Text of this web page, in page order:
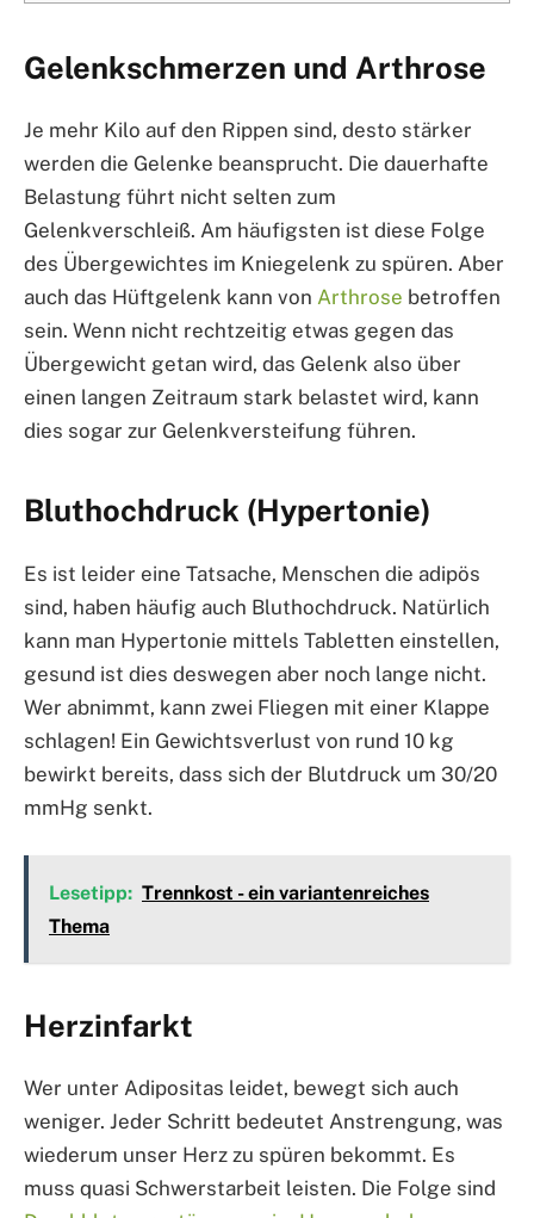
Gelenkschmerzen und Arthrose
Je mehr Kilo auf den Rippen sind, desto stärker
werden die Gelenke beansprucht. Die dauerhafte
Belastung führt nicht selten zum
Gelenkverschleiß. Am häufigsten ist diese Folge
des Übergewichtes im Kniegelenk zu spüren. Aber
auch das Hüftgelenk kann von Arthrose betroffen
sein. Wenn nicht rechtzeitig etwas gegen das
Übergewicht getan wird, das Gelenk also über
einen langen Zeitraum stark belastet wird, kann
dies sogar zur Gelenkversteifung führen.
Bluthochdruck (Hypertonie)
Es ist leider eine Tatsache, Menschen die adipös
sind, haben häufig auch Bluthochdruck. Natürlich
kann man Hypertonie mittels Tabletten einstellen,
gesund ist dies deswegen aber noch lange nicht.
Wer abnimmt, kann zwei Fliegen mit einer Klappe
schlagen! Ein Gewichtsverlust von rund 10 kg
bewirkt bereits, dass sich der Blutdruck um 30/20
mmHg senkt.
Lesetipp: Trennkost - ein variantenreiches
Thema
Herzinfarkt
Wer unter Adipositas leidet, bewegt sich auch
weniger. Jeder Schritt bedeutet Anstrengung, was
wiederum unser Herz zu spüren bekommt. Es
muss quasi Schwerstarbeit leisten. Die Folge sind